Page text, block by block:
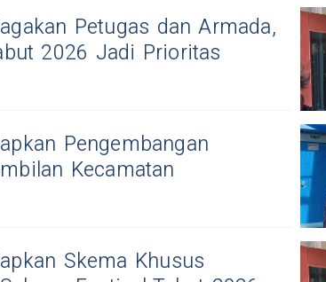
Petugas dan Armada,
2026 Jadi Prioritas
Pengembangan
Kecamatan
Skema Khusus